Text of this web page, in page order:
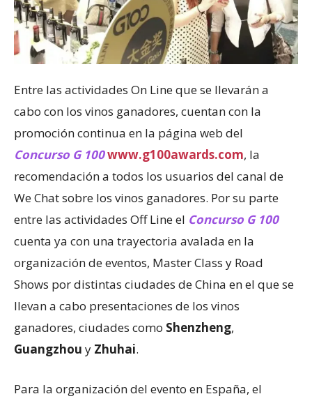
Entre las actividades On Line que se llevarán a
cabo con los vinos ganadores, cuentan con la
promoción continua en la página web del
Concurso G 100www.g100awards.com, la
recomendación a todos los usuarios del canal de
We Chat sobre los vinos ganadores. Por su parte
entre las actividades Off Line el Concurso G 100
cuenta ya con una trayectoria avalada en la
organización de eventos, Master Class y Road
Shows por distintas ciudades de China en el que se
llevan a cabo presentaciones de los vinos
ganadores, ciudades como Shenzheng,
Guangzhou y Zhuhai.
Para la organización del evento en España, el